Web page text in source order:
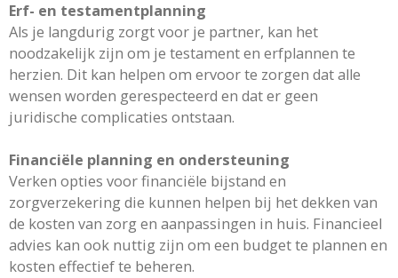
Erf- en testamentplanning
Als je langdurig zorgt voor je partner, kan het
noodzakelijk zijn om je testament en erfplannen te
herzien. Dit kan helpen om ervoor te zorgen dat alle
wensen worden gerespecteerd en dat er geen
juridische complicaties ontstaan.
Financiële planning en ondersteuning
Verken opties voor financiële bijstand en
zorgverzekering die kunnen helpen bij het dekken van
de kosten van zorg en aanpassingen in huis. Financieel
advies kan ook nuttig zijn om een budget te plannen en
kosten effectief te beheren.